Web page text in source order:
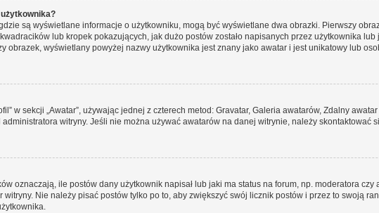
są wyświetlane informacje o użytkowniku, mogą być wyświetlane dwa obrazki. Pierwszy
lub kropek pokazujących, jak dużo postów zostało napisanych przez użytkownika
obrazek, wyświetlany powyżej nazwy użytkownika jest znany jako awatar i jest unikatowy lub
w sekcji „Awatar”, używając jednej z czterech metod: Gravatar, Galeria awatarów, Zdalny
witryny. Jeśli nie można używać awatarów na danej witrynie, należy skontaktować
oznaczają, ile postów dany użytkownik napisał lub jaki ma status na forum, np. moderatora
Nie należy pisać postów tylko po to, aby zwiększyć swój licznik postów i przez to swoją